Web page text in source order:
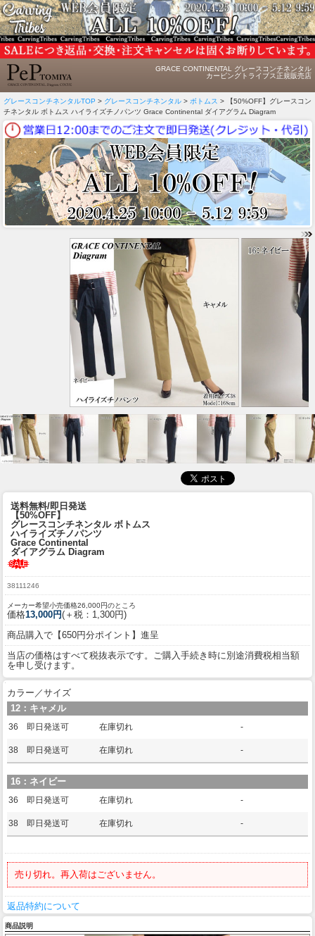
GRACE CONTINENTAL グレースコンチネンタル
カービングトライブス正規販売店
グレースコンチネンタルTOP > グレースコンチネンタル > ボトムス > 【50%OFF】グレースコン
チネンタル ボトムス ハイライズチノパンツ Grace Continental ダイアグラム Diagram
送料無料/即日発送
【50%OFF】
グレースコンチネンタル ボトムス
ハイライズチノパンツ
Grace Continental
ダイアグラム Diagram
38111246
メーカー希望小売価格26,000円のところ
価格13,000円(＋税：1,300円)
商品購入で【650円分ポイント】進呈
当店の価格はすべて税抜表示です。ご購入手続き時に別途消費税相当額
を申し受けます。
カラー／サイズ
12：キャメル
36 即日発送可 在庫切れ -
38 即日発送可 在庫切れ -
16：ネイビー
36 即日発送可 在庫切れ -
38 即日発送可 在庫切れ -
売り切れ。再入荷はございません。
返品特約について
商品説明